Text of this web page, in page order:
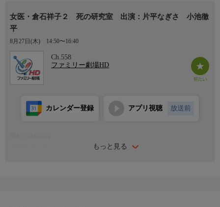
女医・倉石祥子２ 死の研究室 出演：片平なぎさ 小池徹
平
8月27日(木) 14:50〜16:40
Ch.558
ファミリー劇場HD
もっと見る
カレンダー登録 アプリ視聴 放送前